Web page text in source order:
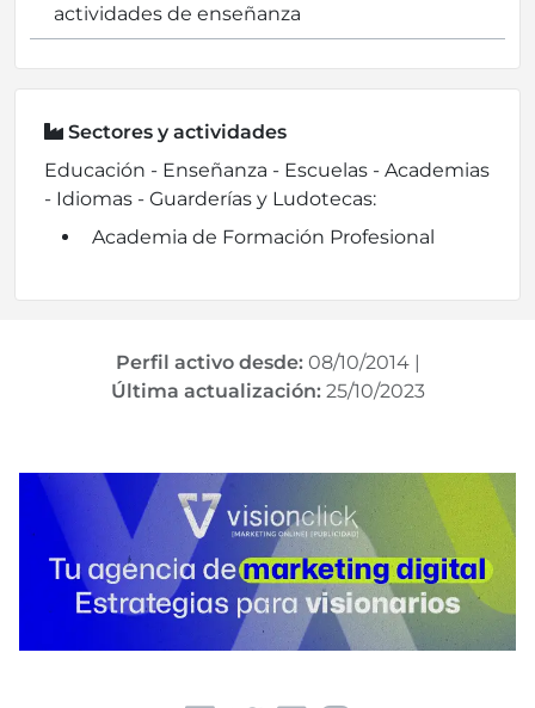
actividades de enseñanza
Sectores y actividades
Educación - Enseñanza - Escuelas - Academias
- Idiomas - Guarderías y Ludotecas:
Academia de Formación Profesional
Perfil activo desde:08/10/2014|
Última actualización:25/10/2023